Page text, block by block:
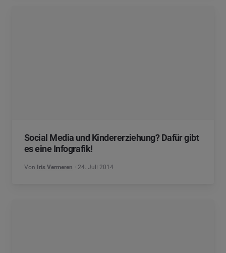
Social Media und Kindererziehung? Dafür gibt
es eine Infografik!
Von Iris Vermeren 24. Juli 2014